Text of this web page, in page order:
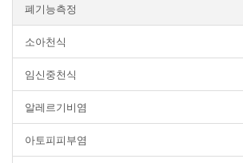
폐기능측정
소아천식
임신중천식
알레르기비염
아토피피부염